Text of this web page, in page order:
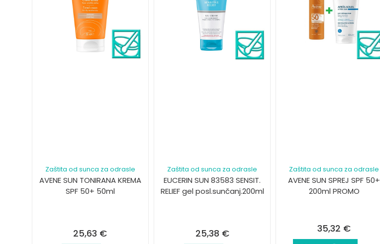
Zaštita od sunca za odrasle
AVENE SUN TONIRANA KREMA
SPF 50+ 50ml
25,63 €
Zaštita od sunca za odrasle
EUCERIN SUN 83583 SENSIT.
RELIEF gel posl.sunčanj.200ml
25,38 €
Zaštita od sunca za odrasle
AVENE SUN SPREJ SPF 50+
200ml PROMO
35,32 €